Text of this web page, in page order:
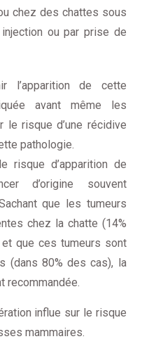
chez des chattes sous
ou par prise de
l’apparition de cette
avant même les
le risque d’une récidive
pathologie.
risque d’apparition de
d’origine souvent
que les tumeurs
chez la chatte (14%
que ces tumeurs sont
(dans 80% des cas), la
recommandée.
influe sur le risque
mammaires.